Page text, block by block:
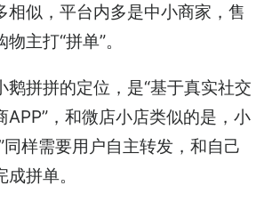
相似，平台内多是中小商家，售
主打“拼单”。
鹅拼拼的定位，是“基于真实社交
APP”，和微店小店类似的是，小
同样需要用户自主转发，和自己
拼单。